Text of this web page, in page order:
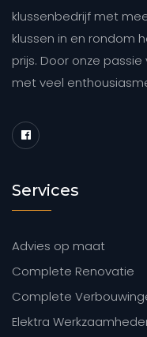
klussenbedrijf met
klussen in en rondom
prijs. Door onze
met veel
Services
Advies op maat
Complete Renovatie
Complete
Elektra